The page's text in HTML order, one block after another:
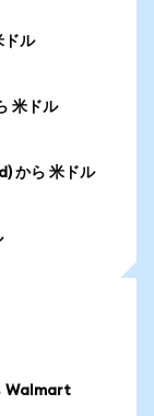
ドル
米ドル
から 米ドル
Walmart